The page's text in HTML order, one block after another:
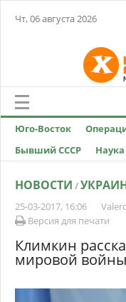
Чт, 06 августа 2026
Юго-Восток
Бывший СССР
НОВОСТИ /
25-03-2017, 16:06
Версия для печати
Климкин
мировой войны